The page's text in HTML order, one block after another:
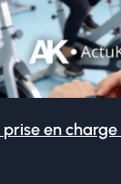
prise en